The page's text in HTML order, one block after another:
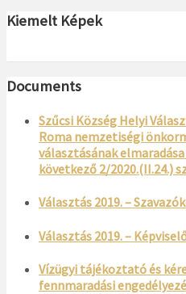
Kiemelt Képek
Documents
Szűcsi Község Helyi
Roma nemzetiségi
választásának
következő 2/2020.(II.24.)
Választás 2019. –
Választás 2019. –
Vízügyi tájékoztató és
fennmaradási